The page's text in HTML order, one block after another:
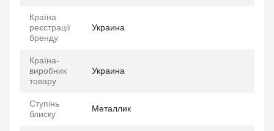
Країна
реєстрації
бренду
Украина
Країна-
виробник
товару
Украина
Ступінь
блиску
Металлик